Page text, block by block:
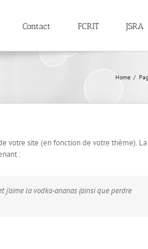
Contact FCRIT JSRA
Home
votre site (en fonction de votre thème).
:
j’aime la vodka-ananas (ainsi que perdre